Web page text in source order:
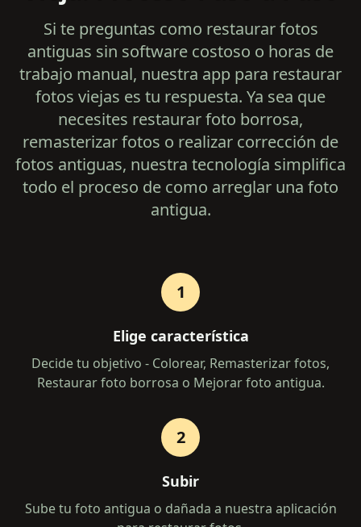
Si te preguntas como restaurar fotos
antiguas sin software costoso o horas de
trabajo manual, nuestra app para restaurar
fotos viejas es tu respuesta. Ya sea que
necesites restaurar foto borrosa,
remasterizar fotos o realizar corrección de
fotos antiguas, nuestra tecnología simplifica
todo el proceso de como arreglar una foto
antigua.
1
Elige característica
Decide tu objetivo - Colorear, Remasterizar fotos,
Restaurar foto borrosa o Mejorar foto antigua.
2
Subir
Sube tu foto antigua o dañada a nuestra aplicación